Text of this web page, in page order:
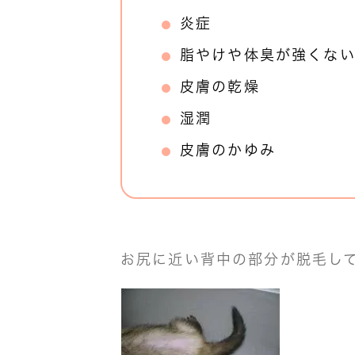
炎症
脂やけや体臭が強くな
皮膚の乾燥
湿潤
皮膚のかゆみ
お尻に近い背中の部分が脱毛し